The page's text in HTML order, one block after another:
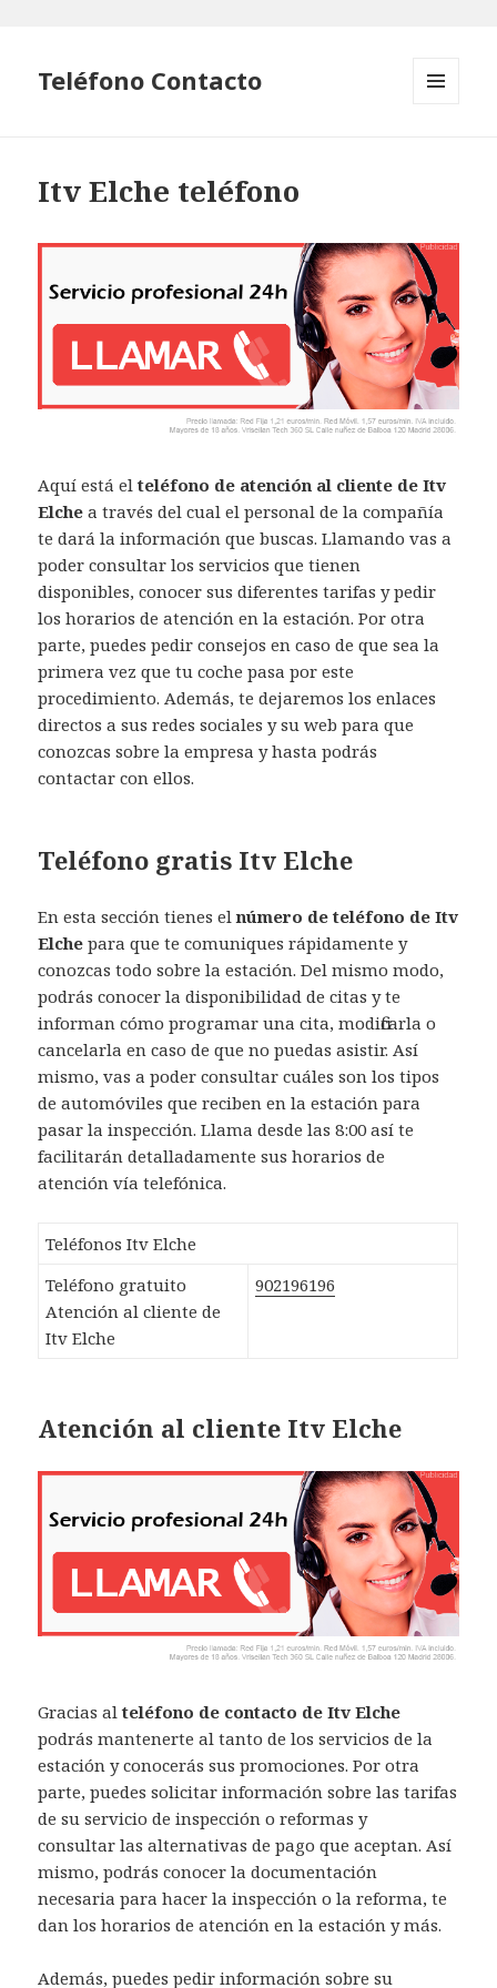
Teléfono Contacto
Itv Elche teléfono
Aquí está elteléfono de atención al cliente de Itv
Elche a través del cual el personal de la compañía
te dará la información que buscas. Llamando vas a
poder consultar los servicios que tienen
disponibles, conocer sus diferentes tarifas y pedir
los horarios de atención en la estación. Por otra
parte, puedes pedir consejos en caso de que sea la
primera vez que tu coche pasa por este
procedimiento. Además, te dejaremos los enlaces
directos a sus redes sociales y su web para que
conozcas sobre la empresa y hasta podrás
contactar con ellos.
Teléfono gratis Itv Elche
En esta sección tienes elnúmero de teléfono de Itv
Elche para que te comuniques rápidamente y
conozcas todo sobre la estación. Del mismo modo,
podrás conocer la disponibilidad de citas y te
informan cómo programar una cita, modificarla o
cancelarla en caso de que no puedas asistir. Así
mismo, vas a poder consultar cuáles son los tipos
de automóviles que reciben en la estación para
pasar la inspección. Llama desde las 8:00 así te
facilitarán detalladamente sus horarios de
atención vía telefónica.
Teléfonos Itv Elche
Teléfono gratuito
Atención al cliente de
Itv Elche
902196196
Atención al cliente Itv Elche
Gracias alteléfono de contacto de Itv Elche
podrás mantenerte al tanto de los servicios de la
estación y conocerás sus promociones. Por otra
parte, puedes solicitar información sobre las tarifas
de su servicio de inspección o reformas y
consultar las alternativas de pago que aceptan. Así
mismo, podrás conocer la documentación
necesaria para hacer la inspección o la reforma, te
dan los horarios de atención en la estación y más.
Además, puedes pedir información sobre su